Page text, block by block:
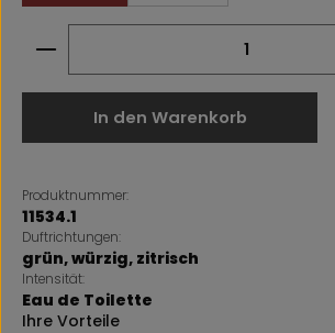
Produkt Anzahl: Gib den
In den Warenkorb
Produktnummer:
11534.1
Duftrichtungen:
grün, würzig, zitrisch
Intensität:
Eau de Toilette
Ihre Vorteile